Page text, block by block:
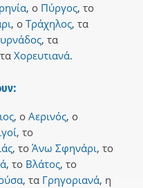
, ο Πύργος, το
, ο Τράχηλος, τα
, τα
τα Χορευτιανά.
, ο Αερινός, ο
, το
, το Άνω Σφηνάρι, το
, το Βλάτος, το
, τα Γρηγοριανά, η